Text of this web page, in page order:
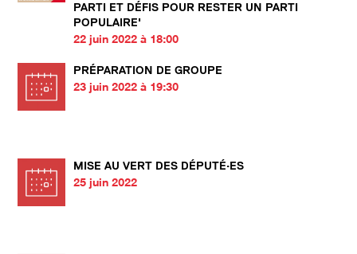
PARTI ET DÉFIS POUR RESTER UN PARTI
POPULAIRE'
22 juin 2022 à 18:00
PRÉPARATION DE GROUPE
23 juin 2022 à 19:30
MISE AU VERT DES DÉPUTÉ·ES
25 juin 2022